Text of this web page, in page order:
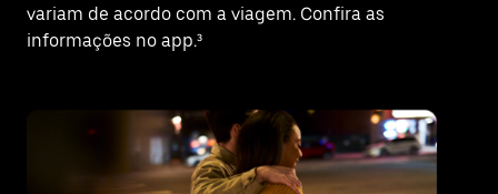
variam de acordo com a viagem. Confira as
informações no app.³